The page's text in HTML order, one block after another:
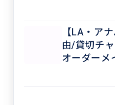
【LA・ア
由/貸切チ
オーダーメ